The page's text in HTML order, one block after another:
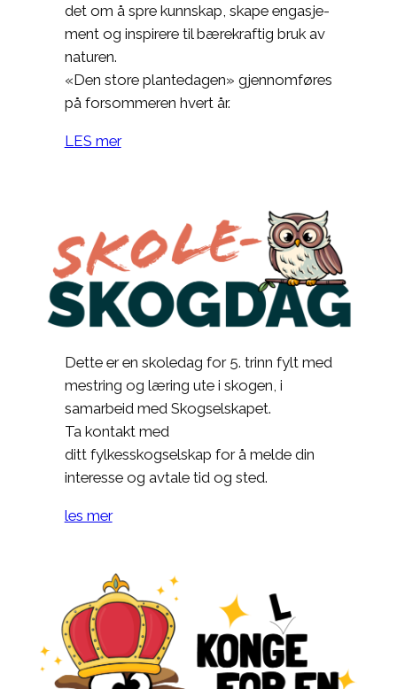
det om å spre kunnskap, skape engasje­
ment og inspirere til bærekraftig bruk av
naturen.
«Den store plantedagen» gjennomføres
på forsommeren hvert år.
LES mer
Dette er en skoledag for 5. trinn fylt med
mestring og læring ute i skogen, i
samarbeid med Skogselskapet.
Ta kontakt med
ditt fylkesskogselskap for å melde din
interesse og avtale tid og sted.
les mer